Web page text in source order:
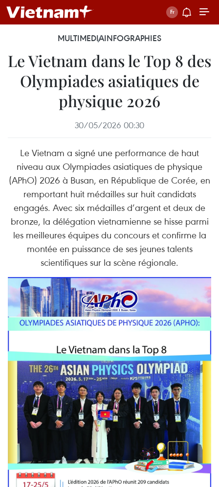
MULTIMEDIAINFOGRAPHIES
Le Vietnam dans le Top 8 des
Olympiades asiatiques de
physique 2026
30/05/2026 00:30
Le Vietnam a signé une performance de haut
niveau aux Olympiades asiatiques de physique
(APhO) 2026 à Busan, en République de Corée, en
remportant huit médailles sur huit candidats
engagés. Avec six médailles d’argent et deux de
bronze, la délégation vietnamienne se hisse parmi
les meilleures équipes du concours et confirme la
montée en puissance de ses jeunes talents
scientifiques sur la scène régionale.